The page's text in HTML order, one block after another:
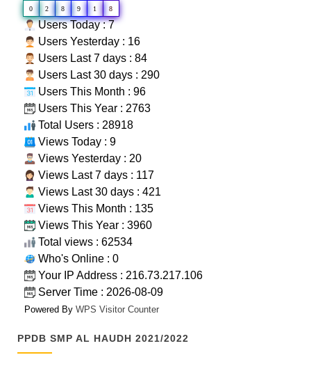
0 2 8 9 1 8
Users Today : 7
Users Yesterday : 16
Users Last 7 days : 84
Users Last 30 days : 290
Users This Month : 96
Users This Year : 2763
Total Users : 28918
Views Today : 9
Views Yesterday : 20
Views Last 7 days : 117
Views Last 30 days : 421
Views This Month : 135
Views This Year : 3960
Total views : 62534
Who's Online : 0
Your IP Address : 216.73.217.106
Server Time : 2026-08-09
Powered By WPS Visitor Counter
PPDB SMP AL HAUDH 2021/2022